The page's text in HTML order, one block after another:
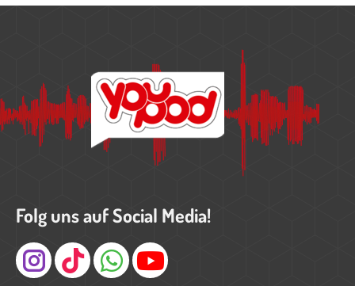
Folg uns auf Social Media!
Instagram